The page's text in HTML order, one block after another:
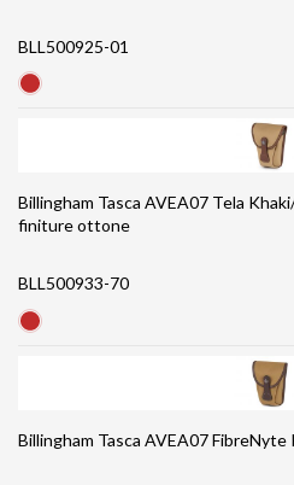
BLL500925-01
Billingham Tasca AVEA07 Tela
finiture ottone
BLL500933-70
Billingham Tasca AVEA07